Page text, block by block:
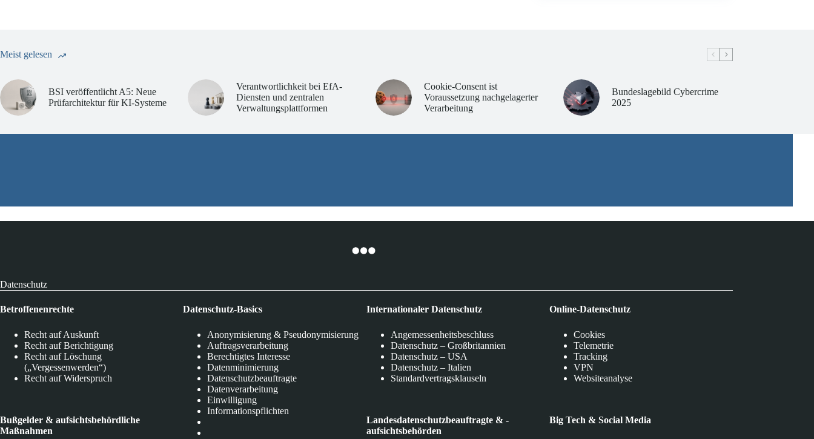
Meist gelesen
BSI veröffentlicht A5: Neue
Prüfarchitektur für KI-Systeme
Verantwortlichkeit bei EfA-
Diensten und zentralen
Verwaltungsplattformen
Cookie-Consent ist
Voraussetzung nachgelagerter
Verarbeitung
Bundeslagebild Cybercrime
2025
Datenschutz
Betroffenenrechte
Recht auf Auskunft
Recht auf Berichtigung
Recht auf Löschung
(„Vergessenwerden“)
Recht auf Widerspruch
Bußgelder & aufsichtsbehördliche
Maßnahmen
Datenschutz-Basics
Anonymisierung & Pseudonymisierung
Auftragsverarbeitung
Berechtigtes Interesse
Datenminimierung
Datenschutzbeauftragte
Datenverarbeitung
Einwilligung
Informationspflichten
Internationaler Datenschutz
Angemessenheitsbeschluss
Datenschutz – Großbritannien
Datenschutz – USA
Datenschutz – Italien
Standardvertragsklauseln
Landesdatenschutzbeauftragte & -
aufsichtsbehörden
Online-Datenschutz
Cookies
Telemetrie
Tracking
VPN
Websiteanalyse
Big Tech & Social Media